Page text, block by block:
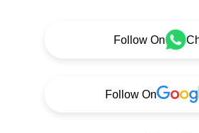
Follow On
Follow On